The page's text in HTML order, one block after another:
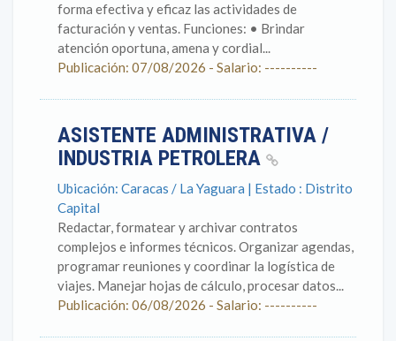
forma efectiva y eficaz las actividades de
facturación y ventas. Funciones: • Brindar
atención oportuna, amena y cordial...
Publicación: 07/08/2026 - Salario: ----------
ASISTENTE ADMINISTRATIVA /
INDUSTRIA PETROLERA
Ubicación: Caracas / La Yaguara | Estado : Distrito
Capital
Redactar, formatear y archivar contratos
complejos e informes técnicos. Organizar agendas,
programar reuniones y coordinar la logística de
viajes. Manejar hojas de cálculo, procesar datos...
Publicación: 06/08/2026 - Salario: ----------